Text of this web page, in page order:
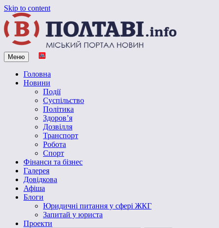
Skip to content
Vpoltave.info
Полтавський портал новин
Меню
Головна
Новини
Події
Суспільство
Політика
Здоров’я
Дозвілля
Транспорт
Робота
Спорт
Фінанси та бізнес
Галерея
Довідкова
Афіша
Блоги
Юридичні питання у сфері ЖКГ
Запитай у юриста
Проекти